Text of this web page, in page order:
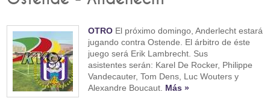
OTRO El próximo domingo, Anderlecht estará
jugando contra Ostende. El árbitro de éste
juego será Erik Lambrecht. Sus
asistentes serán: Karel De Rocker, Philippe
Vandecauter, Tom Dens, Luc Wouters y
Alexandre Boucaut. Más »